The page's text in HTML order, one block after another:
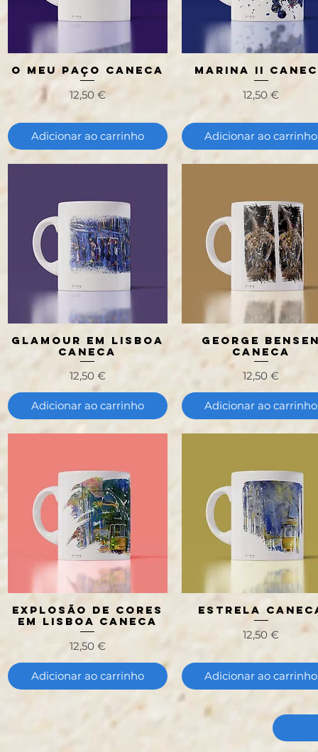
Visualização rápida
O Meu Paço Caneca
Preço
12,50 €
Adicionar ao carrinho
Visualização rápida
Marina II
Preço
12,50 €
Adicionar ao carrinho
Visualização rápida
GLAMOUR EM LISBOA
CANECA
Preço
12,50 €
Adicionar ao carrinho
Visualização rápida
George
Caneca
Preço
12,50 €
Adicionar ao carrinho
Visualização rápida
Explosão de Cores
em Lisboa Caneca
Preço
12,50 €
Adicionar ao carrinho
Visualização rápida
Estrela
Preço
12,50 €
Adicionar ao carrinho